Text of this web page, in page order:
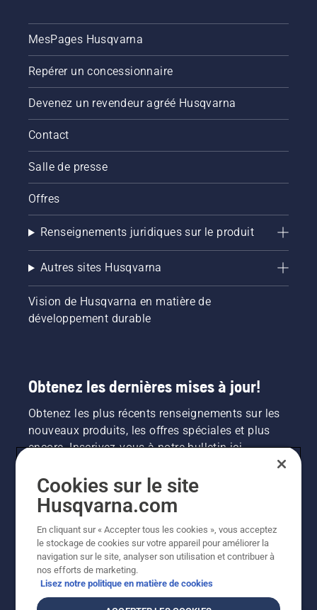
MesPages Husqvarna
Repérer un concessionnaire
Devenez un revendeur agréé Husqvarna
Contact
Salle de presse
Offres
Renseignements juridiques sur le produit
Autres sites Husqvarna
Vision de Husqvarna en matière de
développement durable
Obtenez les dernières mises à jour!
Obtenez les plus récents renseignements sur les
nouveaux produits, les offres spéciales et plus
encore. Inscrivez-vous à notre bulletin ici.
INSCRIPTION À LA NEWSLETTER
Cookies sur le site
Husqvarna.com
En cliquant sur « Accepter tous les cookies », vous acceptez
le stockage de cookies sur votre appareil pour améliorer la
navigation sur le site, analyser son utilisation et contribuer à
nos efforts de marketing.
Lisez notre politique en matière de cookies